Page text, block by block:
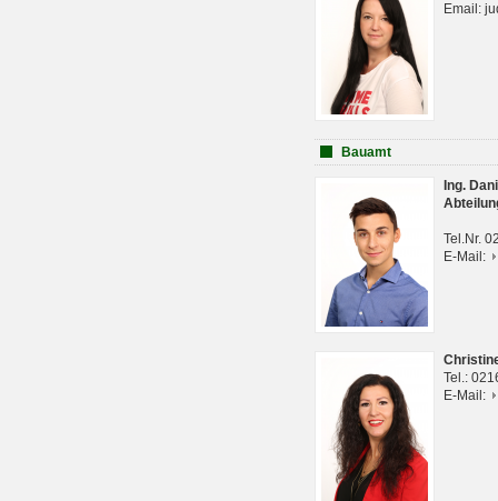
Email:
Bauamt
Ing.
Tel.Nr.
E-Mail:
Tel.:
E-Mail: